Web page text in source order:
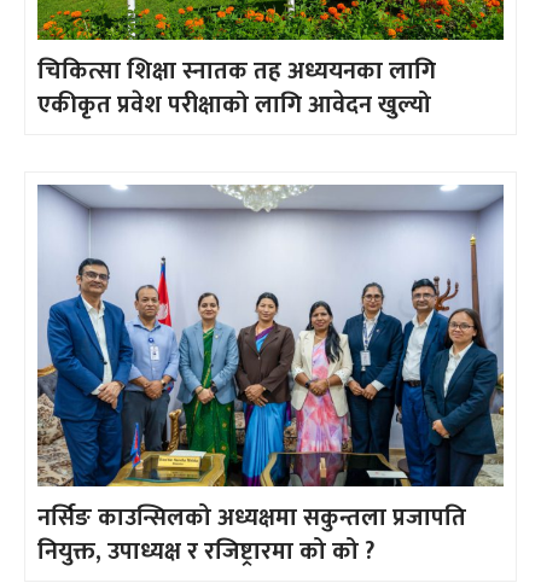
चिकित्सा शिक्षा स्नातक तह अध्ययनका लागि
एकीकृत प्रवेश परीक्षाको लागि आवेदन खुल्यो
नर्सिङ काउन्सिलको अध्यक्षमा सकुन्तला प्रजापति
नियुक्त, उपाध्यक्ष र रजिष्ट्रारमा को को ?